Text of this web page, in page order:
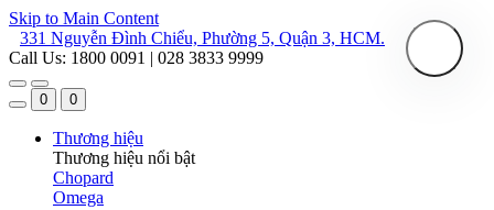
Skip to Main Content
331 Nguyễn Đình Chiểu, Phường 5, Quận 3, HCM.
Call Us: 1800 0091 | 028 3833 9999
0 0
Thương hiệu
Thương hiệu nổi bật
Chopard
Omega